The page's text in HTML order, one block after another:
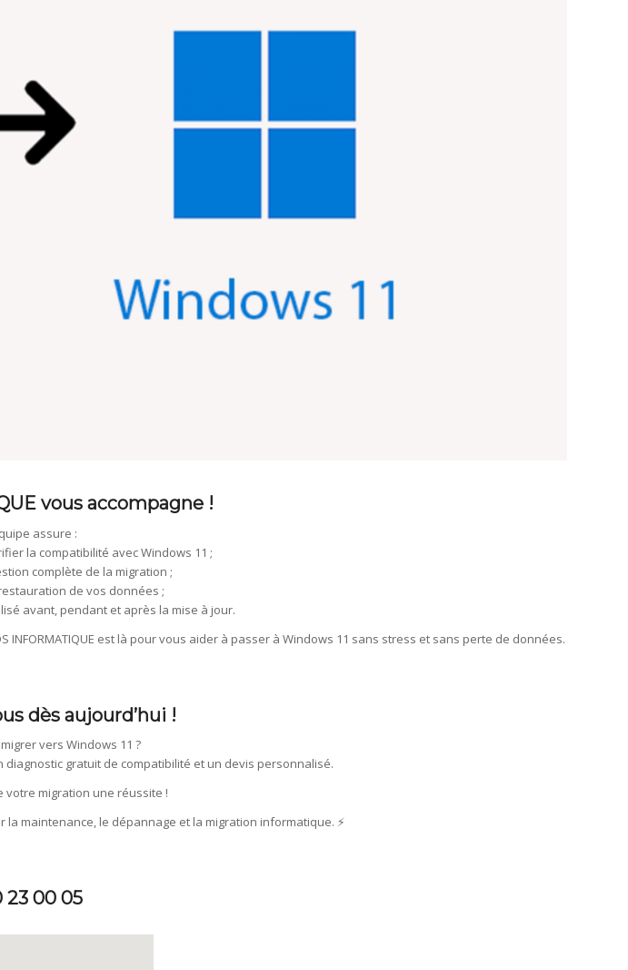
vous accompagne !
assure :
la compatibilité avec Windows 11 ;
complète de la migration ;
de vos données ;
avant, pendant et après la mise à jour.
est là pour vous aider à passer à Windows 11 sans stress et sans perte de données.
dès aujourd’hui !
vers Windows 11 ?
diagnostic gratuit de compatibilité et un devis personnalisé.
votre migration une réussite !
la maintenance, le dépannage et la migration informatique. ⚡
23 00 05